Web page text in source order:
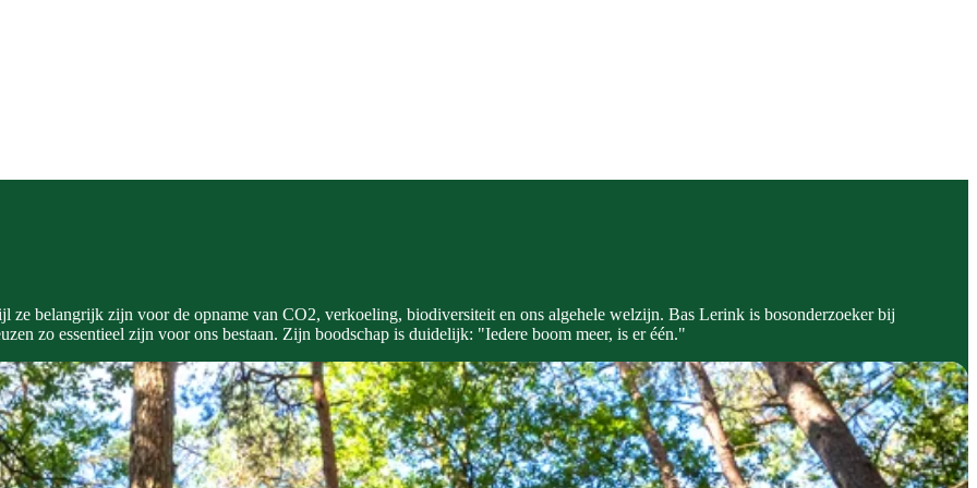
belangrijk zijn voor de opname van CO2, verkoeling, biodiversiteit en ons algehele welzijn. Bas Lerink is bosonderzoeker bij
zo essentieel zijn voor ons bestaan. Zijn boodschap is duidelijk: "Iedere boom meer, is er één."